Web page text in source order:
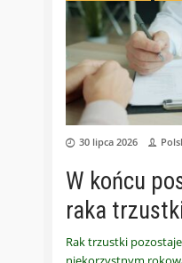
30 lipca 2026
W końcu
raka
Rak trzustki